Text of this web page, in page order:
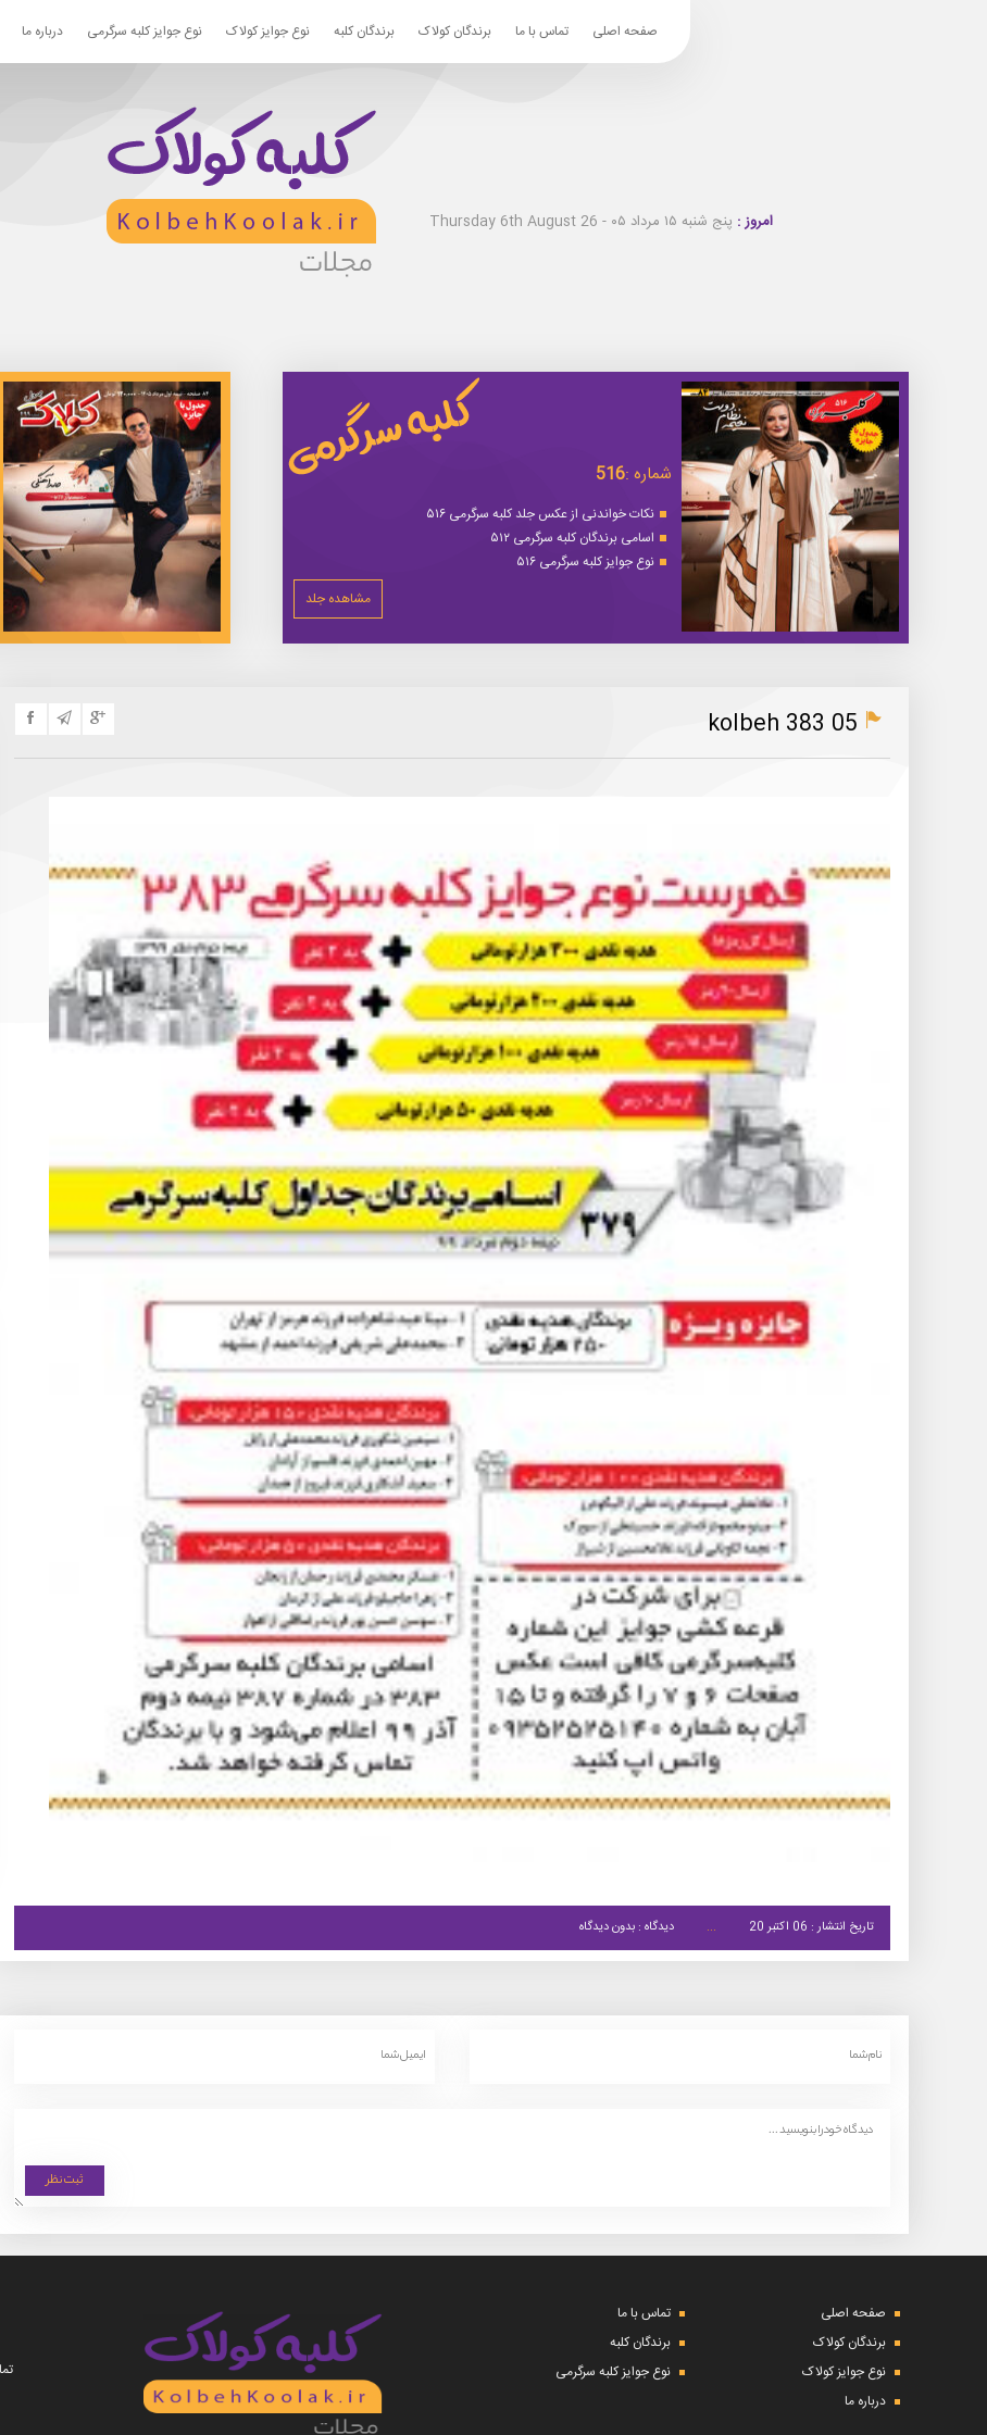
صفحه اصلی تماس با ما برندگان کولاک برندگان کلبه نوع جوایز کولاک نوع جوایز کلبه سرگرمی درباره ما
امروز : پنج شنبه ۱۵ مرداد ۰۵ - Thursday 6th August 26
شماره :516
نکات خواندنی از عکس جلد کلبه سرگرمی ۵۱۶
اسامی برندگان کلبه سرگرمی ۵۱۲
نوع جوایز کلبه سرگرمی ۵۱۶
مشاهده جلد
kolbeh 383 05
تاریخ انتشار : 06 اکتبر 20 دیدگاه : بدون دیدگاه
صفحه اصلی
تماس با ما
برندگان کولاک
برندگان کلبه
نوع جوایز کولاک
نوع جوایز کلبه سرگرمی
درباره ما